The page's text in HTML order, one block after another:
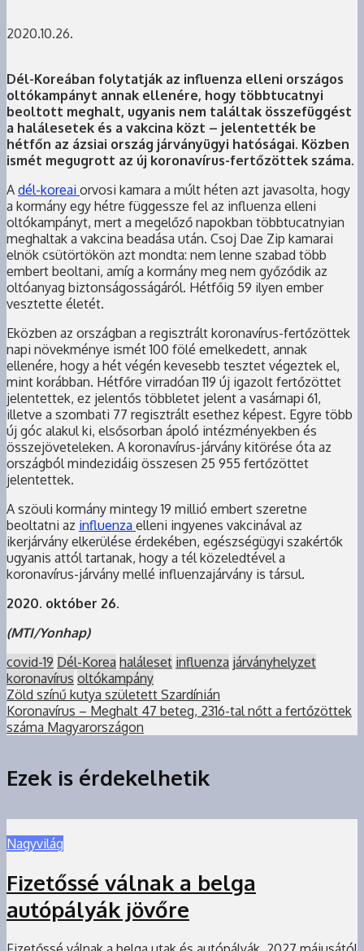
2020.10.26.
Dél-Koreában folytatják az influenza elleni országos
oltókampányt annak ellenére, hogy többtucatnyi
beoltott meghalt, ugyanis nem találtak összefüggést
a halálesetek és a vakcina közt – jelentették be
hétfőn az ázsiai ország járványügyi hatóságai. Közben
ismét megugrott az új koronavírus-fertőzöttek száma.
A dél-koreai orvosi kamara a múlt héten azt javasolta, hogy
a kormány egy hétre függessze fel az influenza elleni
oltókampányt, mert a megelőző napokban többtucatnyian
meghaltak a vakcina beadása után. Csoj Dae Zip kamarai
elnök csütörtökön azt mondta: nem lenne szabad több
embert beoltani, amíg a kormány meg nem győződik az
oltóanyag biztonságosságáról. Hétfőig 59 ilyen ember
vesztette életét.
Eközben az országban a regisztrált koronavírus-fertőzöttek
napi növekménye ismét 100 fölé emelkedett, annak
ellenére, hogy a hét végén kevesebb tesztet végeztek el,
mint korábban. Hétfőre virradóan 119 új igazolt fertőzöttet
jelentettek, ez jelentős többletet jelent a vasárnapi 61,
illetve a szombati 77 regisztrált esethez képest. Egyre több
új góc alakul ki, elsősorban ápoló intézményekben és
összejöveteleken. A koronavírus-járvány kitörése óta az
országból mindezidáig összesen 25 955 fertőzöttet
jelentettek.
A szöuli kormány mintegy 19 millió embert szeretne
beoltatni az influenza elleni ingyenes vakcinával az
ikerjárvány elkerülése érdekében, egészségügyi szakértők
ugyanis attól tartanak, hogy a tél közeledtével a
koronavírus-járvány mellé influenzajárvány is társul.
2020. október 26.
(MTI/Yonhap)
covid-19 Dél-Korea haláleset influenza járványhelyzet
koronavírus oltókampány
Zöld színű kutya született Szardínián
Koronavírus – Meghalt 47 beteg, 2316-tal nőtt a fertőzöttek
száma Magyarországon
Ezek is érdekelhetik
Nagyvilág
Fizetőssé válnak a belga
autópályák jövőre